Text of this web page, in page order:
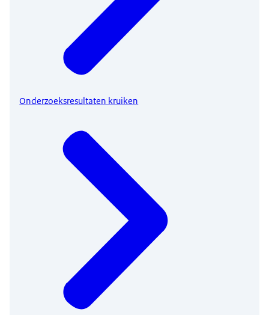
Onderzoeksresultaten kruiken